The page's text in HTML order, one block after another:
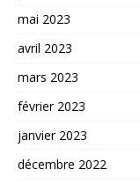
mai 2023
avril 2023
mars 2023
février 2023
janvier 2023
décembre 2022